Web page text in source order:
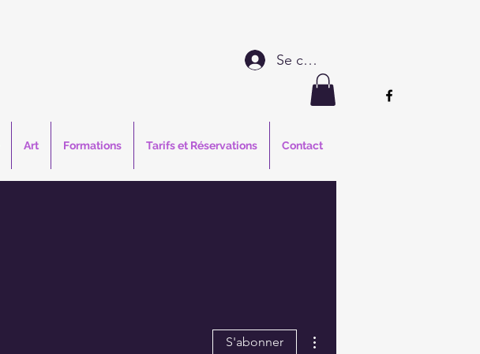
Art Formations Tarifs et Réservations Contact
Se connecter
S'abonner